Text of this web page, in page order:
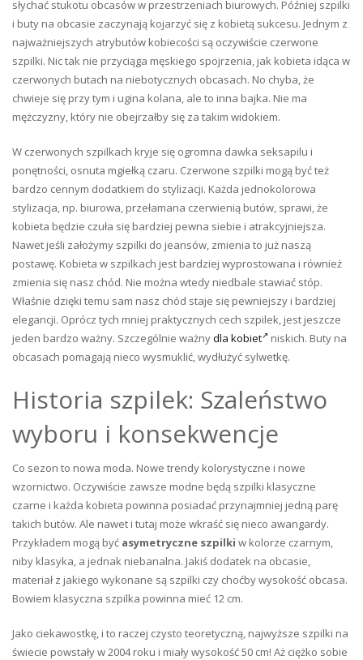
słychać stukotu obcasów w przestrzeniach biurowych. Później szpilki
i buty na obcasie zaczynają kojarzyć się z kobietą sukcesu. Jednym z
najważniejszych atrybutów kobiecości są oczywiście czerwone
szpilki. Nic tak nie przyciąga męskiego spojrzenia, jak kobieta idąca w
czerwonych butach na niebotycznych obcasach. No chyba, że
chwieje się przy tym i ugina kolana, ale to inna bajka. Nie ma
mężczyzny, który nie obejrzałby się za takim widokiem.
W czerwonych szpilkach kryje się ogromna dawka seksapilu i
ponętności, osnuta mgiełką czaru. Czerwone szpilki mogą być też
bardzo cennym dodatkiem do stylizacji. Każda jednokolorowa
stylizacja, np. biurowa, przełamana czerwienią butów, sprawi, że
kobieta będzie czuła się bardziej pewna siebie i atrakcyjniejsza.
Nawet jeśli założymy szpilki do jeansów, zmienia to już naszą
postawę. Kobieta w szpilkach jest bardziej wyprostowana i również
zmienia się nasz chód. Nie można wtedy niedbale stawiać stóp.
Właśnie dzięki temu sam nasz chód staje się pewniejszy i bardziej
elegancji. Oprócz tych mniej praktycznych cech szpilek, jest jeszcze
jeden bardzo ważny. Szczególnie ważnydla kobiet
niskich. Buty na
obcasach pomagają nieco wysmuklić, wydłużyć sylwetkę.
Historia szpilek: Szaleństwo
wyboru i konsekwencje
Co sezon to nowa moda. Nowe trendy kolorystyczne i nowe
wzornictwo. Oczywiście zawsze modne będą szpilki klasyczne
czarne i każda kobieta powinna posiadać przynajmniej jedną parę
takich butów. Ale nawet i tutaj może wkraść się nieco awangardy.
Przykładem mogą być asymetryczne szpilki w kolorze czarnym,
niby klasyka, a jednak niebanalna. Jakiś dodatek na obcasie,
materiał z jakiego wykonane są szpilki czy choćby wysokość obcasa.
Bowiem klasyczna szpilka powinna mieć 12 cm.
Jako ciekawostkę, i to raczej czysto teoretyczną, najwyższe szpilki na
świecie powstały w 2004 roku i miały wysokość 50 cm! Aż ciężko sobie